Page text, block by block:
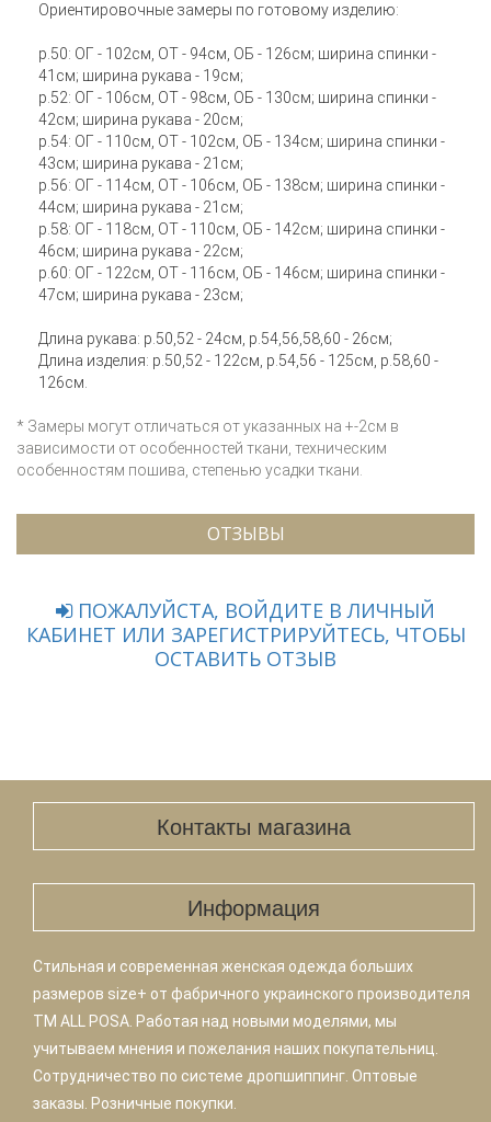
Ориентировочные замеры по готовому изделию:
р.50: ОГ - 102см, ОТ - 94см, ОБ - 126см; ширина спинки -
41см; ширина рукава - 19см;
р.52: ОГ - 106см, ОТ - 98см, ОБ - 130см; ширина спинки -
42см; ширина рукава - 20см;
р.54: ОГ - 110см, ОТ - 102см, ОБ - 134см; ширина спинки -
43см; ширина рукава - 21см;
р.56: ОГ - 114см, ОТ - 106см, ОБ - 138см; ширина спинки -
44см; ширина рукава - 21см;
р.58: ОГ - 118см, ОТ - 110см, ОБ - 142см; ширина спинки -
46см; ширина рукава - 22см;
р.60: ОГ - 122см, ОТ - 116см, ОБ - 146см; ширина спинки -
47см; ширина рукава - 23см;
Длина рукава: р.50,52 - 24см, р.54,56,58,60 - 26см;
Длина изделия: р.50,52 - 122см, р.54,56 - 125см, р.58,60 -
126см.
* Замеры могут отличаться от указанных на +-2см в
зависимости от особенностей ткани, техническим
особенностям пошива, степенью усадки ткани.
ОТЗЫВЫ
ПОЖАЛУЙСТА, ВОЙДИТЕ В ЛИЧНЫЙ
КАБИНЕТ ИЛИ ЗАРЕГИСТРИРУЙТЕСЬ, ЧТОБЫ
ОСТАВИТЬ ОТЗЫВ
Контакты магазина
Информация
Стильная и современная женская одежда больших
размеров size+ от фабричного украинского производителя
TM ALL POSA. Работая над новыми моделями, мы
учитываем мнения и пожелания наших покупательниц.
Сотрудничество по системе дропшиппинг. Оптовые
заказы. Розничные покупки.